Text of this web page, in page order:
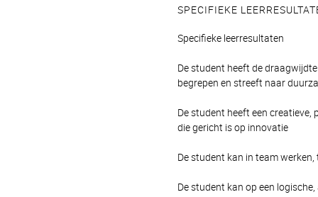
SPECIFIEKE
Specifieke leerresultaten
De student heeft de
begrepen en streeft naar
De student heeft een
die gericht is op innovatie
De student kan in team
De student kan op een